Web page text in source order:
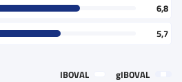
6,8
5,7
IBOVAL gIBOVAL